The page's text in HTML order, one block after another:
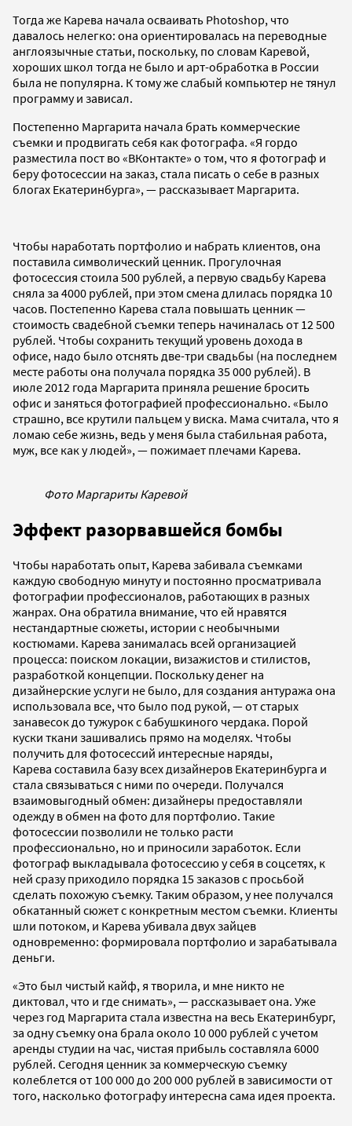
Тогда же Карева начала осваивать Photoshop, что
давалось нелегко: она ориентировалась на переводные
англоязычные статьи, поскольку, по словам Каревой,
хороших школ тогда не было и арт-обработка в России
была не популярна. К тому же слабый компьютер не тянул
программу и зависал.
Постепенно Маргарита начала брать коммерческие
съемки и продвигать себя как фотографа. «Я гордо
разместила пост во «ВКонтакте» о том, что я фотограф и
беру фотосессии на заказ, стала писать о себе в разных
блогах Екатеринбурга», — рассказывает Маргарита.
Чтобы наработать портфолио и набрать клиентов, она
поставила символический ценник. Прогулочная
фотосессия стоила 500 рублей, а первую свадьбу Карева
сняла за 4000 рублей, при этом смена длилась порядка 10
часов. Постепенно Карева стала повышать ценник —
стоимость свадебной съемки теперь начиналась от 12 500
рублей. Чтобы сохранить текущий уровень дохода в
офисе, надо было отснять две-три свадьбы (на последнем
месте работы она получала порядка 35 000 рублей). В
июле 2012 года Маргарита приняла решение бросить
офис и заняться фотографией профессионально. «Было
страшно, все крутили пальцем у виска. Мама считала, что я
ломаю себе жизнь, ведь у меня была стабильная работа,
муж, все как у людей», — пожимает плечами Карева.
Фото Маргариты Каревой
Эффект разорвавшейся бомбы
Чтобы наработать опыт, Карева забивала съемками
каждую свободную минуту и постоянно просматривала
фотографии профессионалов, работающих в разных
жанрах. Она обратила внимание, что ей нравятся
нестандартные сюжеты, истории с необычными
костюмами. Карева занималась всей организацией
процесса: поиском локации, визажистов и стилистов,
разработкой концепции. Поскольку денег на
дизайнерские услуги не было, для создания антуража она
использовала все, что было под рукой, — от старых
занавесок до тужурок с бабушкиного чердака. Порой
куски ткани зашивались прямо на моделях. Чтобы
получить для фотосессий интересные наряды,
Карева составила базу всех дизайнеров Екатеринбурга и
стала связываться с ними по очереди. Получался
взаимовыгодный обмен: дизайнеры предоставляли
одежду в обмен на фото для портфолио. Такие
фотосессии позволили не только расти
профессионально, но и приносили заработок. Если
фотограф выкладывала фотосессию у себя в соцсетях, к
ней сразу приходило порядка 15 заказов с просьбой
сделать похожую съемку. Таким образом, у нее получался
обкатанный сюжет с конкретным местом съемки. Клиенты
шли потоком, и Карева убивала двух зайцев
одновременно: формировала портфолио и зарабатывала
деньги.
«Это был чистый кайф, я творила, и мне никто не
диктовал, что и где снимать», — рассказывает она. Уже
через год Маргарита стала известна на весь Екатеринбург,
за одну съемку она брала около 10 000 рублей с учетом
аренды студии на час, чистая прибыль составляла 6000
рублей. Сегодня ценник за коммерческую съемку
колеблется от 100 000 до 200 000 рублей в зависимости от
того, насколько фотографу интересна сама идея проекта.